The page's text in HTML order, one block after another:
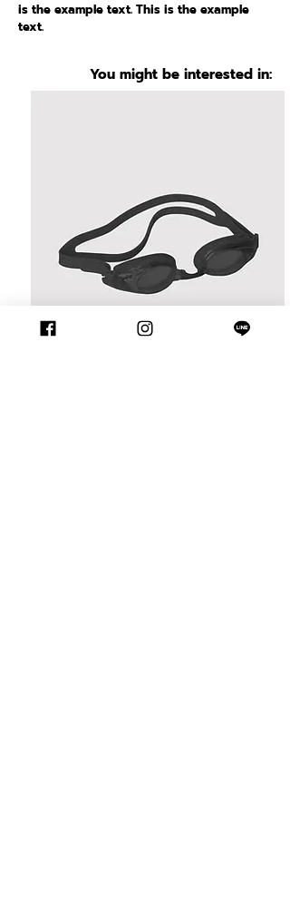
is the example text. This is the example
text.
You might be interested in: